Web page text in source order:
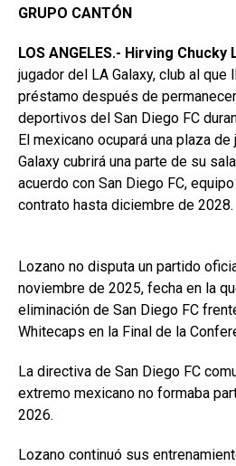
GRUPO CANTÓN
LOS ANGELES.- Hirving Chucky
jugador del LA Galaxy, club al que
préstamo después de
deportivos del San Diego FC
El mexicano ocupará una plaza
Galaxy cubrirá una parte de su
acuerdo con San Diego FC,
contrato hasta diciembre de 2028.
Lozano no disputa un partido
noviembre de 2025, fecha en la
eliminación de San Diego FC
Whitecaps en la Final de la
La directiva de San Diego FC
extremo mexicano no formaba
2026.
Lozano continuó sus